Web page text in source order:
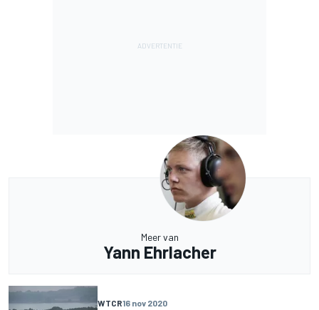
Meer van
Yann Ehrlacher
WTCR16 nov 2020